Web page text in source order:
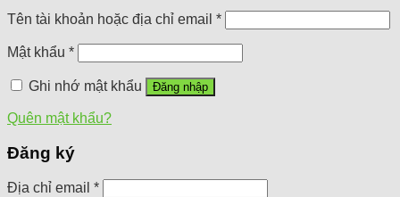
Tên tài khoản hoặc địa chỉ email *
Mật khẩu *
Ghi nhớ mật khẩu Đăng nhập
Quên mật khẩu?
Đăng ký
Địa chỉ email *